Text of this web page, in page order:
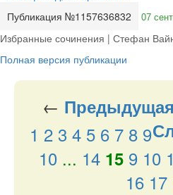
Публикация №1157636832 07
Избранные сочинения | Стефан
Полная версия публикации
← Предыдущая
1 2 3 4 5 6 7 8 9
10 ... 14 15 9 10
16 17